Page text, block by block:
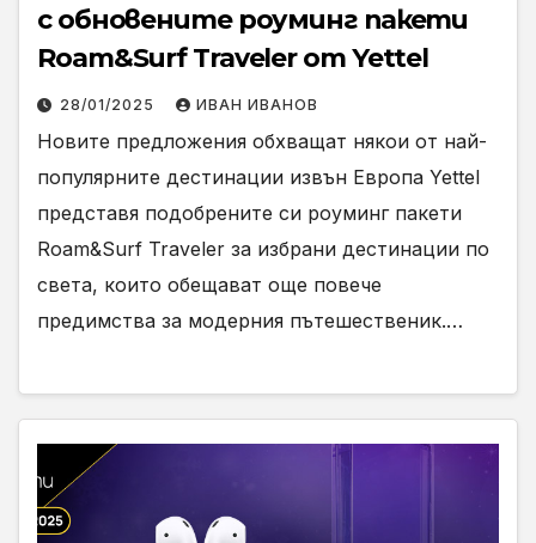
с обновените роуминг пакети
Roam&Surf Traveler от Yettel
28/01/2025 ИВАН ИВАНОВ
Новите предложения обхващат някои от най-
популярните дестинации извън Европа Yettel
представя подобрените си роуминг пакети
Roam&Surf Traveler за избрани дестинации по
света, които обещават още повече
предимства за модерния пътешественик.…